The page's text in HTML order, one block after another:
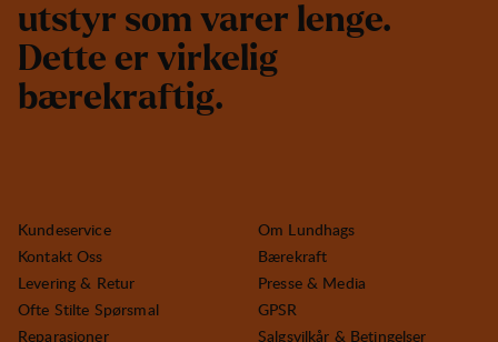
utstyr som varer lenge.
Dette er virkelig
bærekraftig.
Kundeservice
Kontakt Oss
Levering & Retur
Ofte Stilte Spørsmal
Reparasjoner
Om Lundhags
Bærekraft
Presse & Media
GPSR
Salgsvilkår & Betingelser